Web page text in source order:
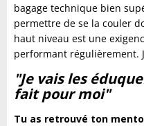
bagage technique bien
permettre de se la couler
haut niveau est une
performant régulièrement.
"Je vais les
fait pour moi"
Tu as retrouvé ton